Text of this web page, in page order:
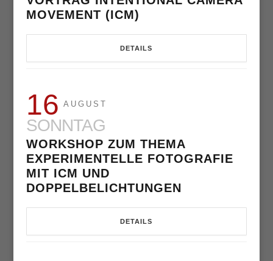
MOVEMENT (ICM)
DETAILS
16 AUGUST
SONNTAG
WORKSHOP ZUM THEMA
EXPERIMENTELLE FOTOGRAFIE
MIT ICM UND
DOPPELBELICHTUNGEN
DETAILS